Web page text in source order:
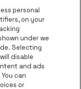
personal
on your
under we
Selecting
disable
and ads
can
or